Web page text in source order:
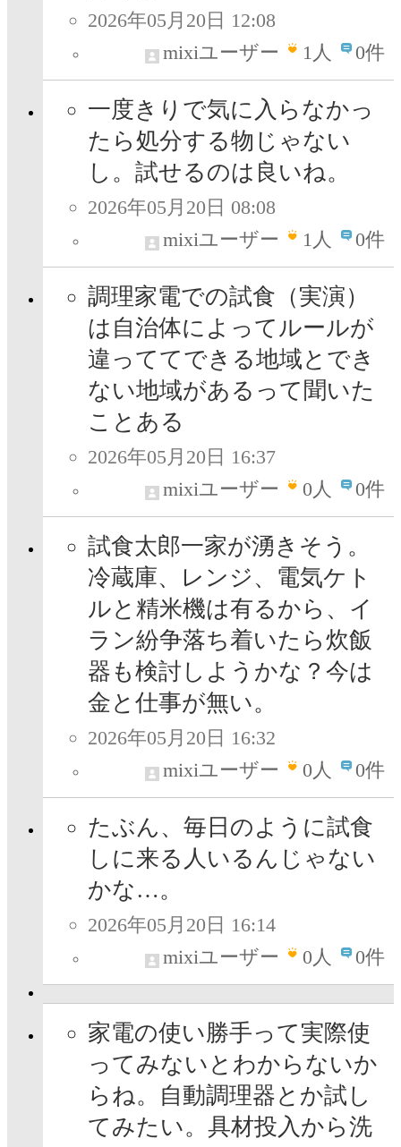
2026年05月20日 12:08
mixiユーザー
1人 0件
一度きりで気に入らなかっ
たら処分する物じゃない
し。試せるのは良いね。
2026年05月20日 08:08
mixiユーザー
1人 0件
調理家電での試食（実演）
は自治体によってルールが
違っててできる地域とでき
ない地域があるって聞いた
ことある
2026年05月20日 16:37
mixiユーザー
0人 0件
試食太郎一家が湧きそう。
冷蔵庫、レンジ、電気ケト
ルと精米機は有るから、イ
ラン紛争落ち着いたら炊飯
器も検討しようかな？今は
金と仕事が無い。
2026年05月20日 16:32
mixiユーザー
0人 0件
たぶん、毎日のように試食
しに来る人いるんじゃない
かな…。
2026年05月20日 16:14
mixiユーザー
0人 0件
家電の使い勝手って実際使
ってみないとわからないか
らね。自動調理器とか試し
てみたい。具材投入から洗